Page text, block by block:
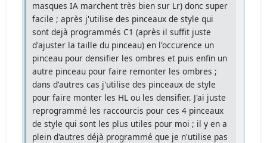
masques IA marchent très bien sur Lr) donc super
facile ; après j'utilise des pinceaux de style qui
sont dejà programmés C1 (après il suffit juste
d'ajuster la taille du pinceau) en l'occurence un
pinceau pour densifier les ombres et puis enfin un
autre pinceau pour faire remonter les ombres ;
dans d'autres cas j'utilise des pinceaux de style
pour faire monter les HL ou les densifier. J'ai juste
reprogrammé les raccourcis pour ces 4 pinceaux
de style qui sont les plus utiles pour moi ; il y en a
plein d'autres déjà programmé que je n'utilise pas